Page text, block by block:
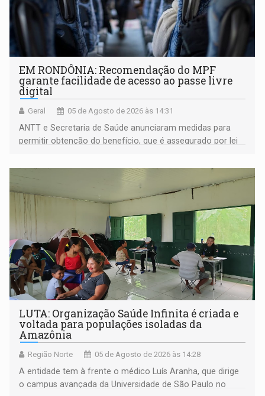
EM RONDÔNIA: Recomendação do MPF
garante facilidade de acesso ao passe livre
digital
Geral 05 de Agosto de 2026 às 14:31
ANTT e Secretaria de Saúde anunciaram medidas para
permitir obtenção do benefício, que é assegurado por lei
LUTA: Organização Saúde Infinita é criada e
voltada para populações isoladas da
Amazônia
Região Norte 05 de Agosto de 2026 às 14:28
A entidade tem à frente o médico Luís Aranha, que dirige
o campus avançada da Universidade de São Paulo no